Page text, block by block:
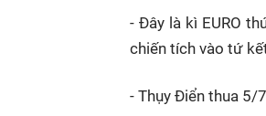
- Đây là kì EURO
chiến tích vào tứ
- Thụy Điển thua 5/